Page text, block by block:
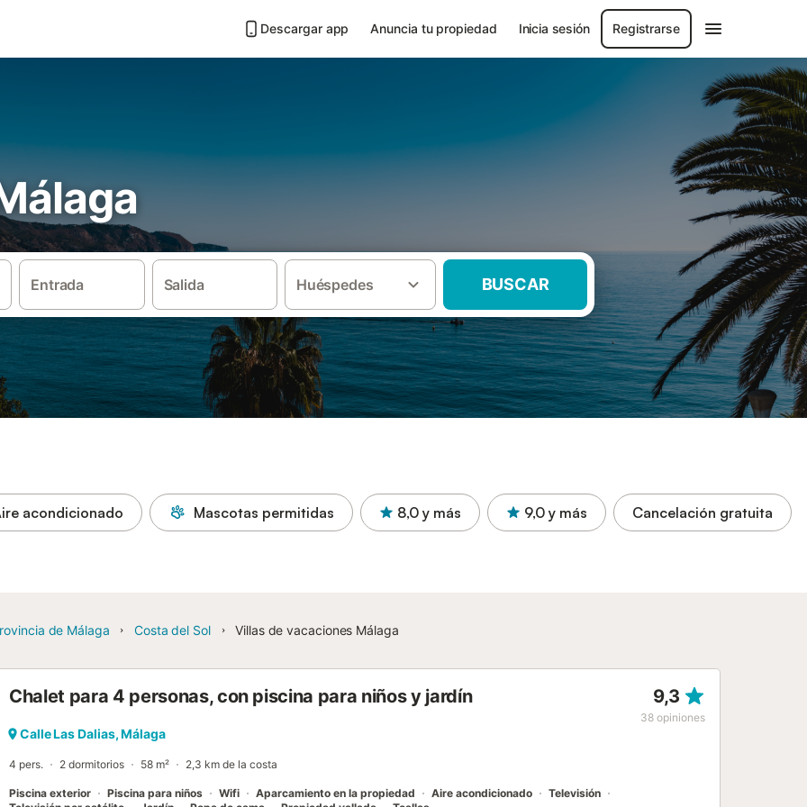
Descargar app Anuncia tu propiedad Inicia sesión Registrarse
Entrada Salida Huéspedes BUSCAR
acondicionado Mascotas permitidas 8,0 y más 9,0 y más Cancelación gratuita
de Málaga Costa del Sol Villas de vacaciones Málaga
Chalet para 4 personas, con piscina para niños y jardín 9,3
38 opiniones
Calle Las Dalias, Málaga
4 pers. 2 dormitorios 58 m² 2,3 km de la costa
Piscina exterior Piscina para niños Wifi Aparcamiento en la propiedad Aire acondicionado
Televisión